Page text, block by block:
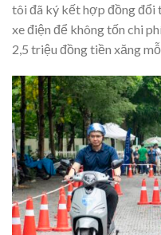
tôi đã ký kết hợp đồng đổi
xe điện để không tốn chi
2,5 triệu đồng tiền xăng